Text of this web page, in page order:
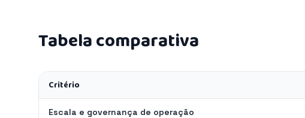
Tabela comparativa
Critério
Escala e governança de operação